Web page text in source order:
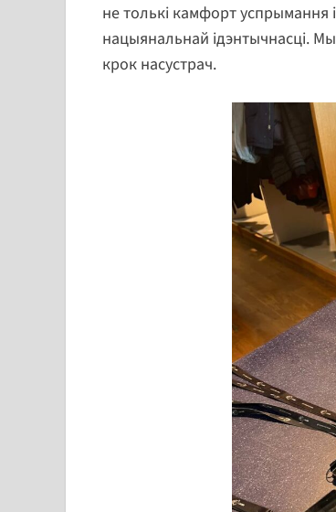
не толькі камфорт
нацыянальнай ідэнтычнасці. Мы
крок насустрач.